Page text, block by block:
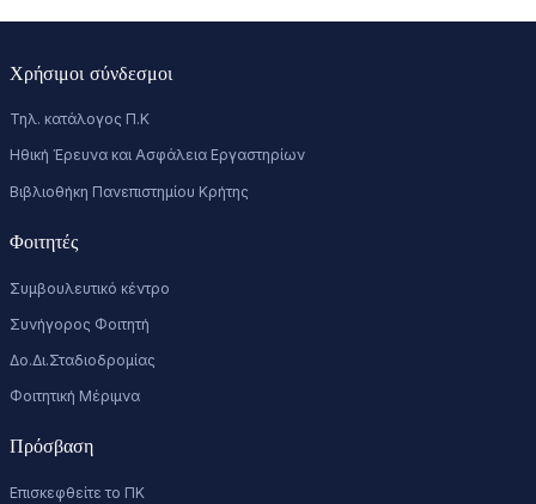
Χρήσιμοι σύνδεσμοι
Τηλ. κατάλογος Π.Κ
Ηθική Έρευνα και Ασφάλεια Εργαστηρίων
Βιβλιοθήκη Πανεπιστημίου Κρήτης
Φοιτητές
Συμβουλευτικό κέντρο
Συνήγορος Φοιτητή
Δο.Δι.Σταδιοδρομίας
Φοιτητική Μέριμνα
Πρόσβαση
Επισκεφθείτε το ΠΚ